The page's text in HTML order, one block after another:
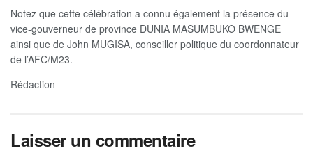
Notez que cette célébration a connu également la présence du
vice-gouverneur de province DUNIA MASUMBUKO BWENGE
ainsi que de John MUGISA, conseiller politique du coordonnateur
de l’AFC/M23.
Rédaction
Laisser un commentaire